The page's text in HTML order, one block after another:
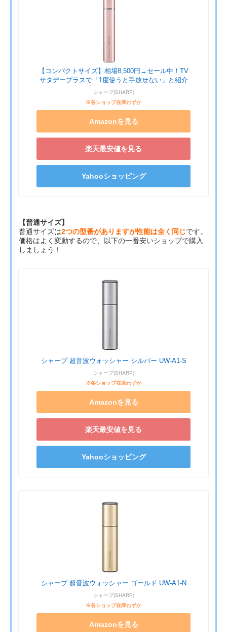
【コンパクトサイズ】相場8,500円→セール中！TV
サタデープラスで「1度使うと手放せない」と紹介
シャープ(SHARP)
※各ショップ在庫わずか
Amazonを見る
楽天最安値を見る
Yahooショッピング
【普通サイズ】
普通サイズは2つの型番がありますが性能は全く同じです。
価格はよく変動するので、以下の一番安いショップで購入
しましょう！
シャープ 超音波ウォッシャー シルバー UW-A1-S
シャープ(SHARP)
※各ショップ在庫わずか
Amazonを見る
楽天最安値を見る
Yahooショッピング
シャープ 超音波ウォッシャー ゴールド UW-A1-N
シャープ(SHARP)
※各ショップ在庫わずか
Amazonを見る